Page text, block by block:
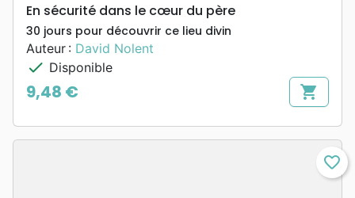
En sécurité dans le cœur du père
30 jours pour découvrir ce lieu divin
Auteur : David Nolent
check Disponible
Prix
9,48 € shopping_cart
favorite_border